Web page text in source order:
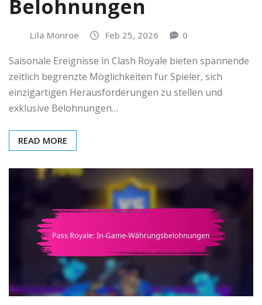
Belohnungen
Lila Monroe Feb 25, 2026 0
Saisonale Ereignisse in Clash Royale bieten spannende
zeitlich begrenzte Möglichkeiten für Spieler, sich
einzigartigen Herausforderungen zu stellen und
exklusive Belohnungen…
READ MORE